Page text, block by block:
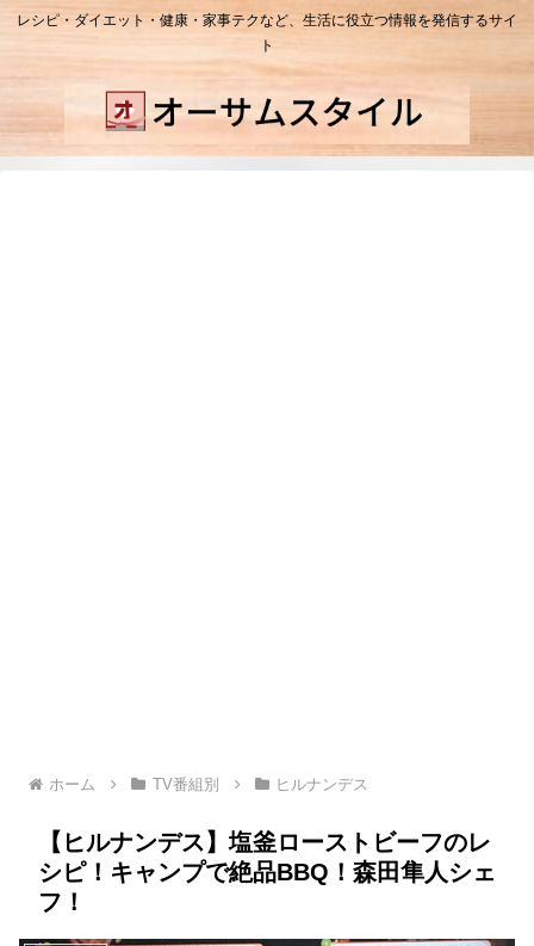
レシピ・ダイエット・健康・家事テクなど、生活に役立つ情報を発信するサイ
ト
ホーム TV番組別 ヒルナンデス
【ヒルナンデス】塩釜ローストビーフのレ
シピ！キャンプで絶品BBQ！森田隼人シェ
フ！